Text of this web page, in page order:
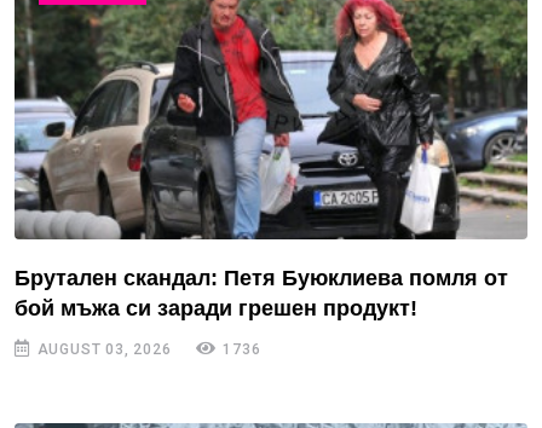
Брутален скандал: Петя Буюклиева помля от
бой мъжа си заради грешен продукт!
AUGUST 03, 2026 1736